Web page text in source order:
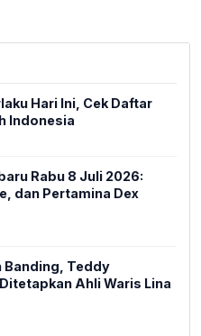
Hari Ini, Cek Daftar
Indonesia
Rabu 8 Juli 2026:
dan Pertamina Dex
Banding, Teddy
Ahli Waris Lina